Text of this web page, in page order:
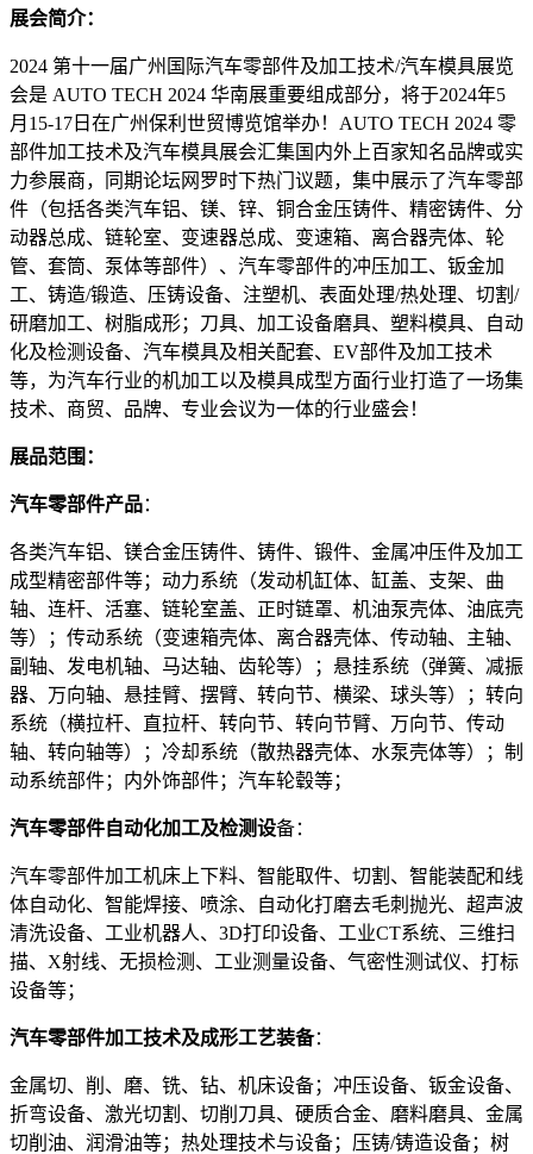
展会简介：
2024 第十一届广州国际汽车零部件及加工技术/汽车模具展览
会是 AUTO TECH 2024 华南展重要组成部分，将于2024年5
月15-17日在广州保利世贸博览馆举办！AUTO TECH 2024 零
部件加工技术及汽车模具展会汇集国内外上百家知名品牌或实
力参展商，同期论坛网罗时下热门议题，集中展示了汽车零部
件（包括各类汽车铝、镁、锌、铜合金压铸件、精密铸件、分
动器总成、链轮室、变速器总成、变速箱、离合器壳体、轮
管、套筒、泵体等部件）、汽车零部件的冲压加工、钣金加
工、铸造/锻造、压铸设备、注塑机、表面处理/热处理、切割/
研磨加工、树脂成形；刀具、加工设备磨具、塑料模具、自动
化及检测设备、汽车模具及相关配套、EV部件及加工技术
等，为汽车行业的机加工以及模具成型方面行业打造了一场集
技术、商贸、品牌、专业会议为一体的行业盛会！
展品范围：
汽车零部件产品：
各类汽车铝、镁合金压铸件、铸件、锻件、金属冲压件及加工
成型精密部件等；动力系统（发动机缸体、缸盖、支架、曲
轴、连杆、活塞、链轮室盖、正时链罩、机油泵壳体、油底壳
等）；传动系统（变速箱壳体、离合器壳体、传动轴、主轴、
副轴、发电机轴、马达轴、齿轮等）；悬挂系统（弹簧、减振
器、万向轴、悬挂臂、摆臂、转向节、横梁、球头等）；转向
系统（横拉杆、直拉杆、转向节、转向节臂、万向节、传动
轴、转向轴等）；冷却系统（散热器壳体、水泵壳体等）；制
动系统部件；内外饰部件；汽车轮毂等；
汽车零部件自动化加工及检测设备：
汽车零部件加工机床上下料、智能取件、切割、智能装配和线
体自动化、智能焊接、喷涂、自动化打磨去毛刺抛光、超声波
清洗设备、工业机器人、3D打印设备、工业CT系统、三维扫
描、X射线、无损检测、工业测量设备、气密性测试仪、打标
设备等；
汽车零部件加工技术及成形工艺装备：
金属切、削、磨、铣、钻、机床设备；冲压设备、钣金设备、
折弯设备、激光切割、切削刀具、硬质合金、磨料磨具、金属
切削油、润滑油等；热处理技术与设备；压铸/铸造设备；树